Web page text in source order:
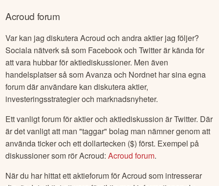
Acroud forum
Var kan jag diskuteraAcroud och andra aktier jag följer?
Sociala nätverk så som Facebook och Twitter är kända för
att vara hubbar för aktiediskussioner. Men även
handelsplatser så som Avanza och Nordnet har sina egna
forum där användare kan diskutera aktier,
investeringsstrategier och marknadsnyheter.
Ett vanligt forum för aktier och aktiediskussion är Twitter. Där
är det vanligt att man "taggar" bolag man nämner genom att
använda ticker och ett dollartecken ($) först. Exempel på
diskussioner som rörAcroud:Acroud forum.
När du har hittat ett aktieforum förAcroud som intresserar